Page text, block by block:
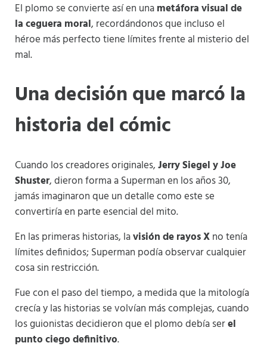
El plomo se convierte así en unametáfora visual de
la ceguera moral, recordándonos que incluso el
héroe más perfecto tiene límites frente al misterio del
mal.
Una decisión que marcó la
historia del cómic
Cuando los creadores originales,Jerry Siegel y Joe
Shuster, dieron forma a Superman en los años 30,
jamás imaginaron que un detalle como este se
convertiría en parte esencial del mito.
En las primeras historias, lavisión de rayos Xno tenía
límites definidos; Superman podía observar cualquier
cosa sin restricción.
Fue con el paso del tiempo, a medida que la mitología
crecía y las historias se volvían más complejas, cuando
los guionistas decidieron que el plomo debía serel
punto ciego definitivo.